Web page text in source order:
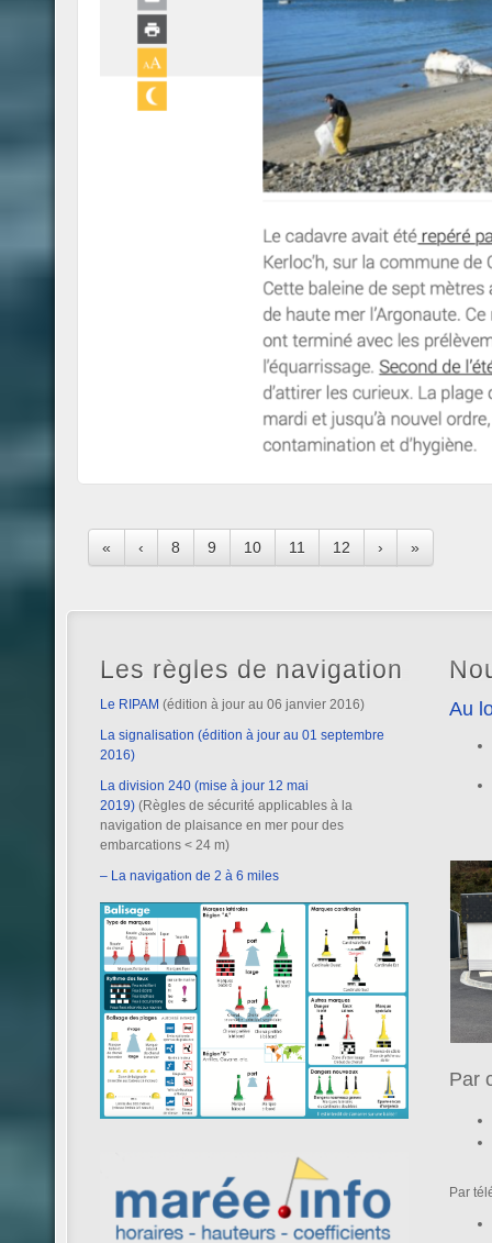
« ‹ 8 9 10 11 12 › »
Les règles de navigation
Le RIPAM (édition à jour au 06 janvier 2016)
La signalisation (édition à jour au 01 septembre
2016)
La division 240 (mise à jour 12 mai
2019) (Règles de sécurité applicables à la
navigation de plaisance en mer pour des
embarcations < 24 m)
– La navigation de 2 à 6 miles
Au
Par
Par